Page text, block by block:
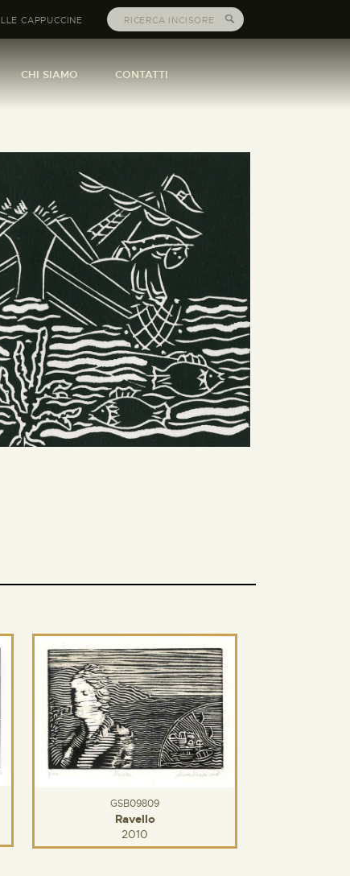
CAPPUCCINE
CHI SIAMO CONTATTI
GSB09809
Ravello
2010